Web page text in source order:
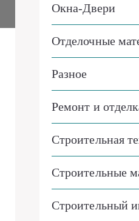
Окна-Двери
Отделочные
Разное
Ремонт и
Строительная
Строительные
Строительный